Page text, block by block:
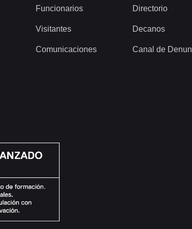
Funcionarios
Visitantes
Comunicaciones
Directorio
Decanos
Canal de